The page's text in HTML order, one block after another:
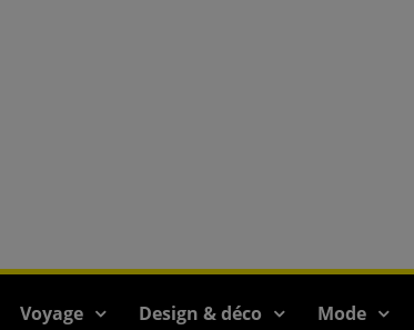
Voyage Design & déco Mode